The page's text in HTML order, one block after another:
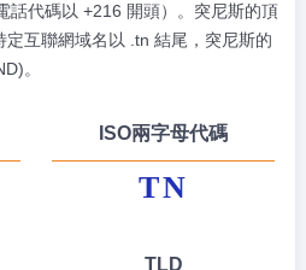
話代碼以 +216 開頭）。突尼斯的頂
互聯網域名以 .tn 結尾，突尼斯的
。
ISO兩字母代碼
TN
TLD